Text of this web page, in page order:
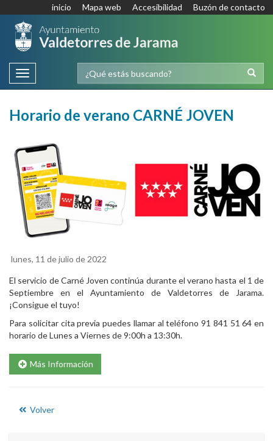
inicio Mapa web Accesibilidad Buzón de contacto
Toggle
navigation
Horario de verano CARNÉ JOVEN
lunes, 11 de julio de 2022
El servicio de Carné Joven continúa durante el verano hasta el 1 de
Septiembre en el Ayuntamiento de Valdetorres de Jarama.
¡Consigue el tuyo!
Para solicitar cita previa puedes llamar al teléfono 91 841 51 64 en
horario de Lunes a Viernes de 9:00h a 13:30h.
Más Información
Volver